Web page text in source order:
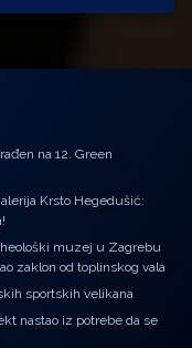
na 12. Green
Krsto Hegedušić:
muzej u Zagrebu
zaklon od toplinskog vala
sportskih velikana
nastao iz potrebe da se